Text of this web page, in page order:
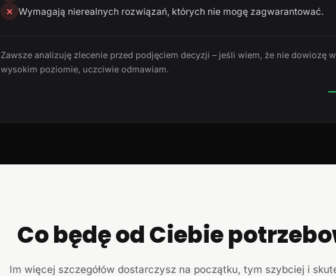
✕ Wymagają nierealnych rozwiązań, których nie mogę zagwarantować.
Zawsze analizuję zlecenie przed podjęciem decyzji – jeśli wiem, że nie dowiozę
wysokim poziomie, uczciwie odmawiam.
—
Co będę od Ciebie
Im więcej szczegółów dostarczysz na początku, tym szybciej i